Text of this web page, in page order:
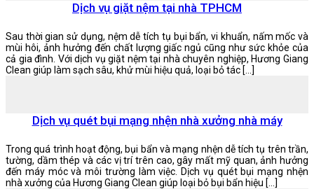
Dịch vụ giặt nệm tại nhà TPHCM
Sau thời gian sử dụng, nệm dễ tích tụ bụi bẩn, vi khuẩn, nấm mốc và
mùi hôi, ảnh hưởng đến chất lượng giấc ngủ cũng như sức khỏe của
cả gia đình. Với dịch vụ giặt nệm tại nhà chuyên nghiệp, Hương Giang
Clean giúp làm sạch sâu, khử mùi hiệu quả, loại bỏ tác […]
Dịch vụ quét bụi mạng nhện nhà xưởng nhà máy
Trong quá trình hoạt động, bụi bẩn và mạng nhện dễ tích tụ trên trần,
tường, dầm thép và các vị trí trên cao, gây mất mỹ quan, ảnh hưởng
đến máy móc và môi trường làm việc. Dịch vụ quét bụi mạng nhện
nhà xưởng của Hương Giang Clean giúp loại bỏ bụi bẩn hiệu […]